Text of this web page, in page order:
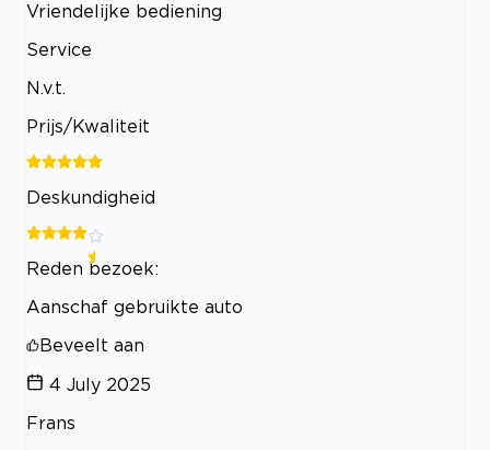
Vriendelijke bediening
Service
N.v.t.
Prijs/Kwaliteit
Deskundigheid
Reden bezoek:
Aanschaf gebruikte auto
Beveelt aan
4 July 2025
Frans